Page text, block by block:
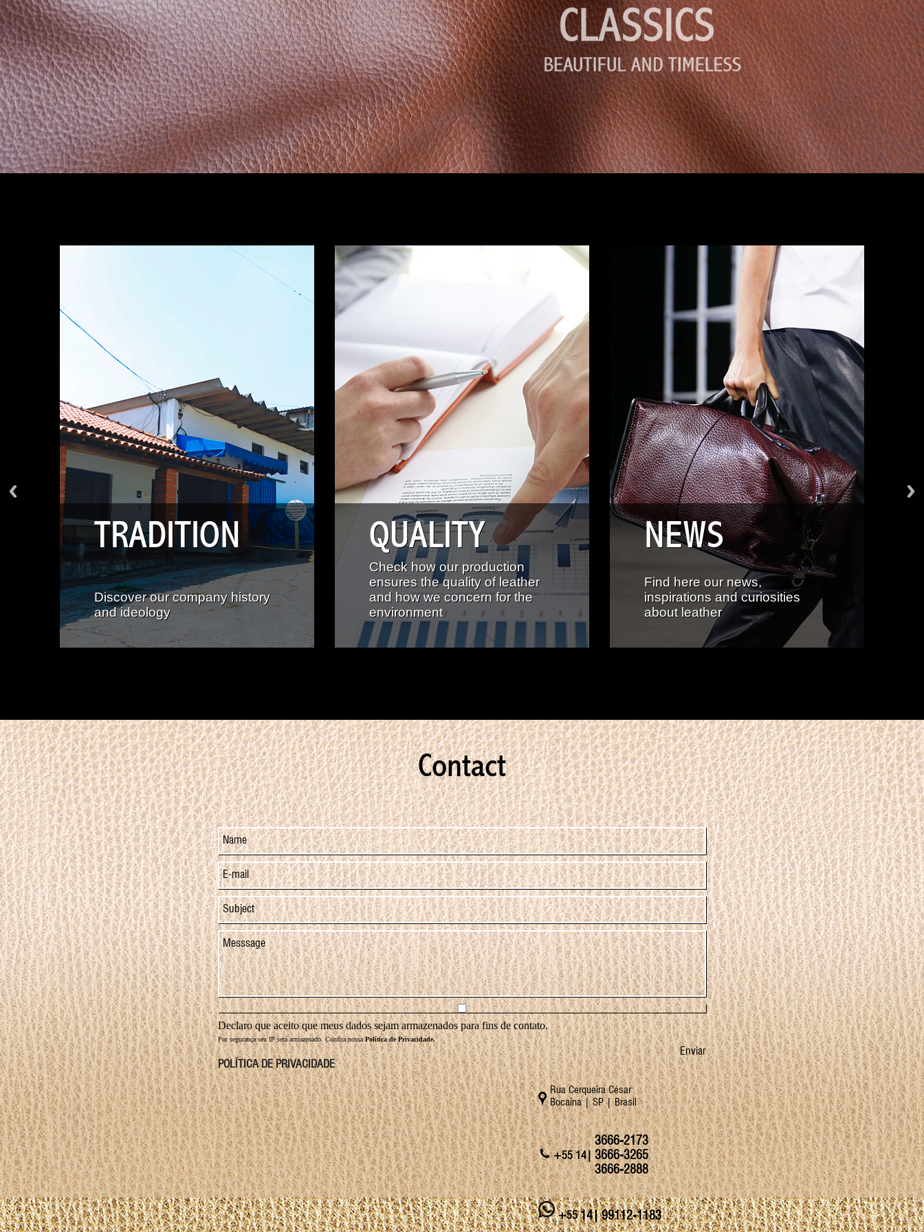
TRADITION
Discover our company history
and ideology
QUALITY
Check how our production
ensures the quality of leather
and how we concern for the
environment
NEWS
Find here our news,
inspirations and curiosities
about leather
Contact
Declaro que aceito que meus dados sejam armazenados para fins de contato.
Por segurança seu IP será armazenado. Confira nossaPolítica de Privacidade.
Enviar
POLÍTICA DE PRIVACIDADE
Rua Cerqueira César
Bocaina | SP | Brasil
+55 14|
3666-2173
3666-3265
3666-2888
+55 14| 99112-1183